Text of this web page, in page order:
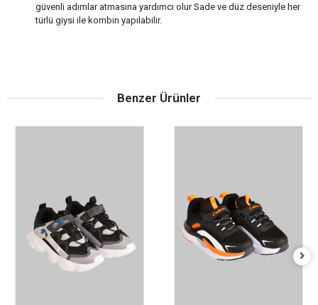
güvenli adımlar atmasına yardımcı olur Sade ve düz deseniyle her
türlü giysi ile kombin yapılabilir.
Benzer Ürünler